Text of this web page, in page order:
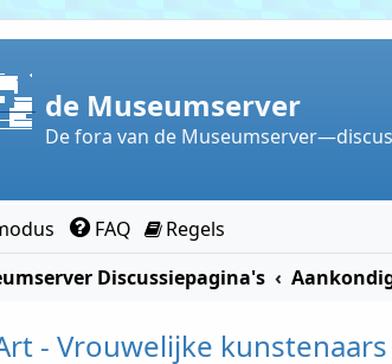
de Museumserver
De fora van de
FAQ Regels
Discussiepagina's
- Vrouwelijke kunstenaars